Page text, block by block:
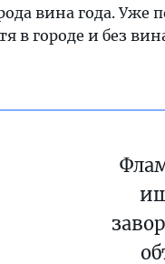
вина года. Уже
в городе и без